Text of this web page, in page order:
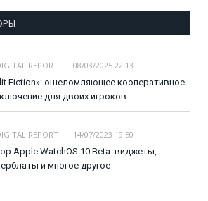
REPORT
08/03/2025 22:13
Fiction»: ошеломляющее кооперативное
для двоих игроков
REPORT
14/07/2023 19:50
Apple WatchOS 10 Beta: виджеты,
и многое другое